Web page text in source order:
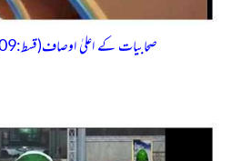
صحابیات کے اعلیٰ اوصاف(قسط:09)۔شوہر کی اطاعت